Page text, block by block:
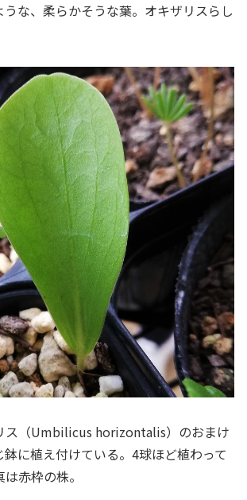
な、柔らかそうな葉。オキザリスらし
ス（Umbilicus horizontalis）のおまけ
に植え付けている。4球ほど植わって
赤枠の株。